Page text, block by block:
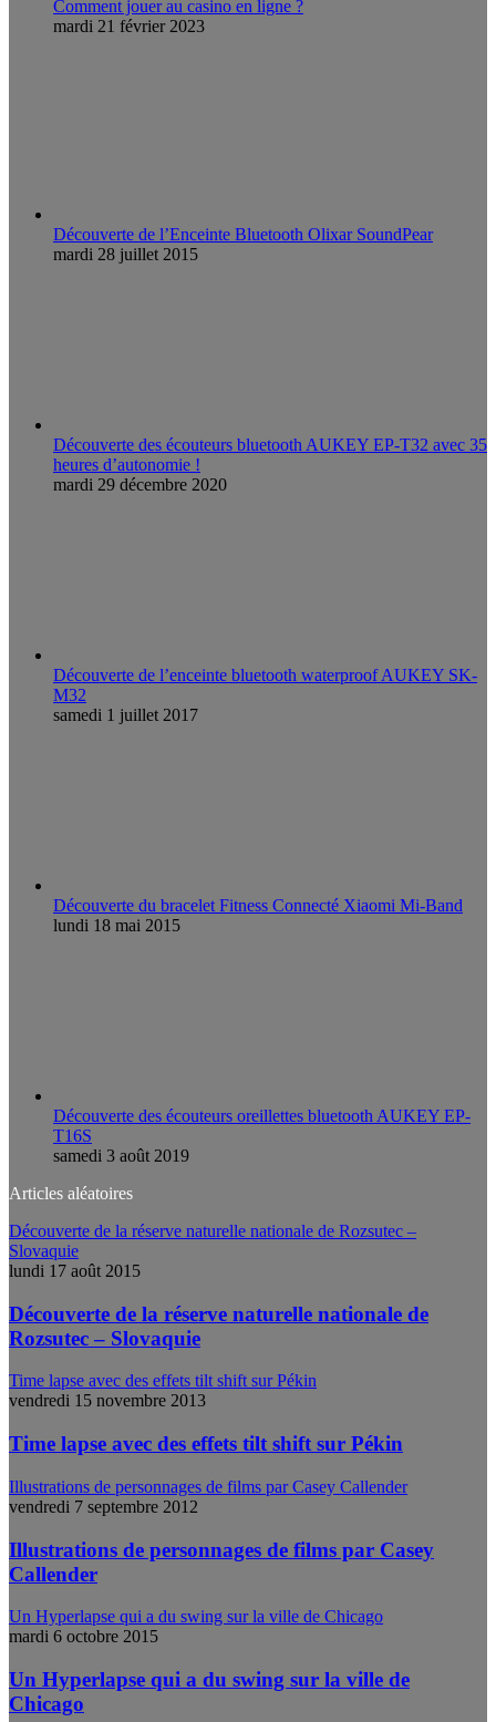
Comment jouer au casino en ligne ?
mardi 21 février 2023
Découverte de l’Enceinte Bluetooth Olixar SoundPear
mardi 28 juillet 2015
Découverte des écouteurs bluetooth AUKEY EP-T32 avec 35
heures d’autonomie !
mardi 29 décembre 2020
Découverte de l’enceinte bluetooth waterproof AUKEY SK-
M32
samedi 1 juillet 2017
Découverte du bracelet Fitness Connecté Xiaomi Mi-Band
lundi 18 mai 2015
Découverte des écouteurs oreillettes bluetooth AUKEY EP-
T16S
samedi 3 août 2019
Articles aléatoires
Découverte de la réserve naturelle nationale de Rozsutec –
Slovaquie
lundi 17 août 2015
Découverte de la réserve naturelle nationale de
Rozsutec – Slovaquie
Time lapse avec des effets tilt shift sur Pékin
vendredi 15 novembre 2013
Time lapse avec des effets tilt shift sur Pékin
Illustrations de personnages de films par Casey Callender
vendredi 7 septembre 2012
Illustrations de personnages de films par Casey
Callender
Un Hyperlapse qui a du swing sur la ville de Chicago
mardi 6 octobre 2015
Un Hyperlapse qui a du swing sur la ville de
Chicago